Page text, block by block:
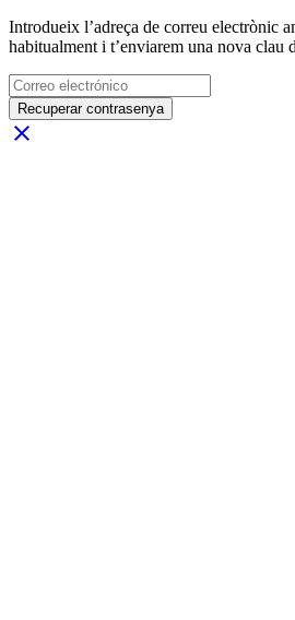
Introdueix l’adreça de correu electrònic
habitualment i t’enviarem una nova clau
Recuperar contrasenya
close